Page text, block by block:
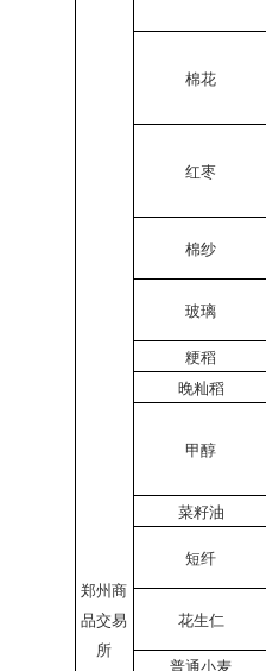
郑州商
品交易
所
棉花
红枣
棉纱
玻璃
粳稻
晚籼稻
甲醇
菜籽油
短纤
花生仁
普通小麦